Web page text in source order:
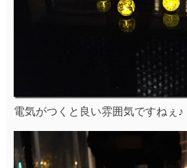
電気がつくと良い雰囲気ですねぇ♪